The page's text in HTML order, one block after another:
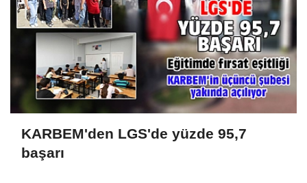
KARBEM'den LGS'de yüzde 95,7
başarı